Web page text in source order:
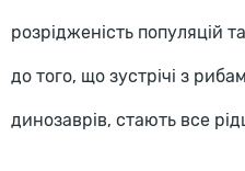
розрідженість популяцій
до того, що зустрічі з
динозаврів, стають все